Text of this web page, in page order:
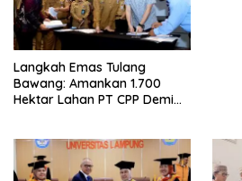
Langkah Emas Tulang
Bawang: Amankan 1.700
Hektar Lahan PT CPP Demi